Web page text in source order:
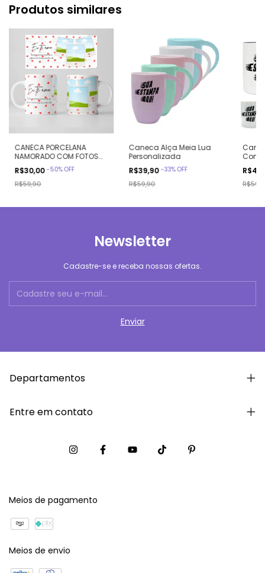
Produtos similares
CANECA PORCELANA
NAMORADO COM FOTOS
PERSONALIZADA
MOMENTOS PRESENTE
R$30,00 -50%OFF
R$59,90
Caneca Alça Meia Lua
Personalizada
R$39,90 -33%OFF
R$59,90
Com
Newsletter
Cadastre-se e receba nossas ofertas.
Departamentos
Entre em contato
Meios de pagamento
Meios de envio